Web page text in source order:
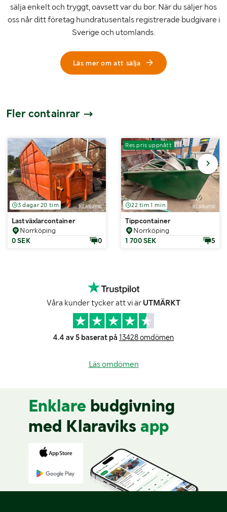
sälja enkelt och tryggt, oavsett var du bor. När du säljer hos
oss når ditt företag hundratusentals registrerade budgivare i
Sverige och utomlands.
Läs mer om att sälja
Fler containrar
3 dagar 20 tim
Lastväxlarcontainer
Norrköping
0 SEK
0
Res.pris uppnått
22 tim 1 min
Tippcontainer
Norrköping
1 700 SEK
5
Våra kunder tycker att vi är UTMÄRKT
4.4 av 5 baserat på 13428 omdömen
Läs omdömen
Enklare budgivning
med Klaraviks app